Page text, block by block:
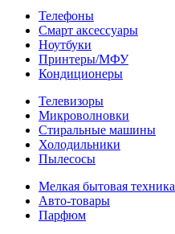
Телефоны
Смарт аксессуары
Ноутбуки
Принтеры/МФУ
Кондиционеры
Телевизоры
Микроволновки
Стиральные машины
Холодильники
Пылесосы
Мелкая бытовая техника
Авто-товары
Парфюм